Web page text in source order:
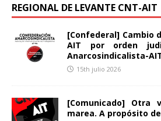
REGIONAL DE LEVANTE CNT-AIT
[Confederal] Cambio
AIT por orden
Anarcosindicalista-
15th julio 2026
[Comunicado]
marea. A propósito